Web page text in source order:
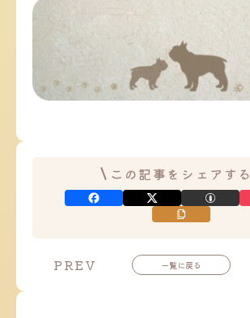
この記事をシェアする
PREV 一覧に戻る 投